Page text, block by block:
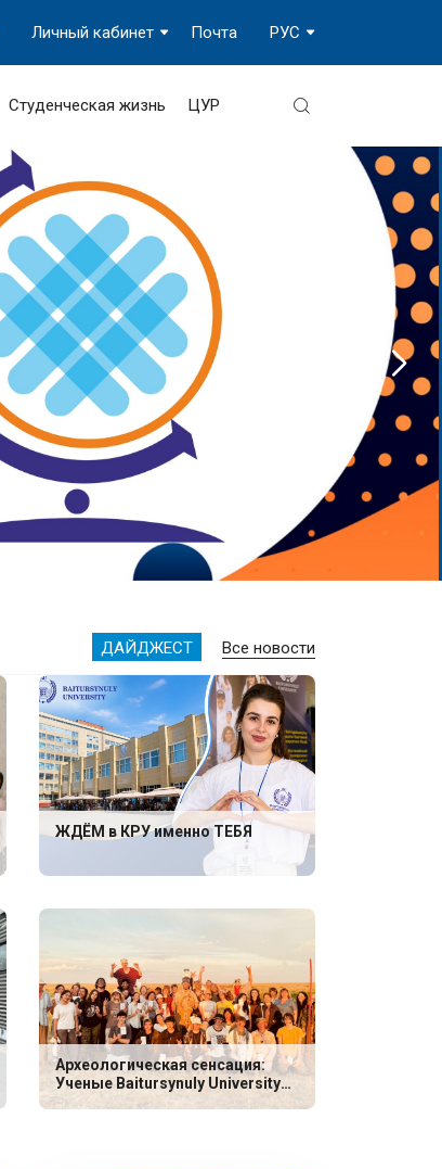
РУС
Почта
Личный кабинет
Студенческая жизнь ЦУР
ДАЙДЖЕСТ Все новости
ЖДЁМ в КРУ именно ТЕБЯ
Археологическая сенсация:
Ученые Baitursynuly University
обнаружили уникальные